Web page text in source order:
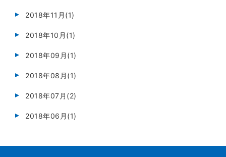
2018年11月(1)
2018年10月(1)
2018年09月(1)
2018年08月(1)
2018年07月(2)
2018年06月(1)